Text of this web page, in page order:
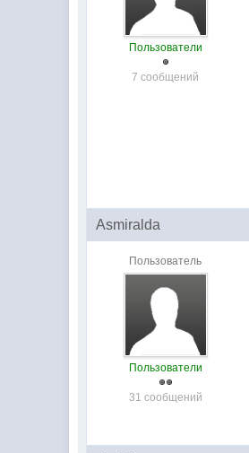
Пользователи
7 сообщений
Asmiralda
Пользователь
Пользователи
31 сообщений